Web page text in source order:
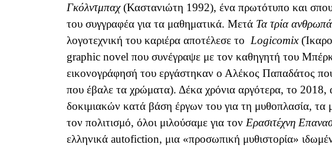
Γκόλντμπαχ(Καστανιώτη 1992), ένα πρωτότυπο και
του συγγραφέα για τα μαθηματικά. Μετά Τα τρία
λογοτεχνική του καριέρα αποτέλεσε το Logicomix
graphic novel που συνέγραψε με τον καθηγητή του
εικονογράφησή του εργάστηκαν ο Αλέκος Παπαδάτος
που έβαλε τα χρώματα). Δέκα χρόνια αργότερα, το
δοκιμιακών κατά βάση έργων του για τη μυθοπλασία, τα
τον πολιτισμό, όλοι μιλούσαμε για τον Ερασιτέχνη
ελληνικά autofiction, μια «προσωπική μυθιστορία»